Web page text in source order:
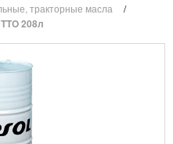
тракторные масла /
208л